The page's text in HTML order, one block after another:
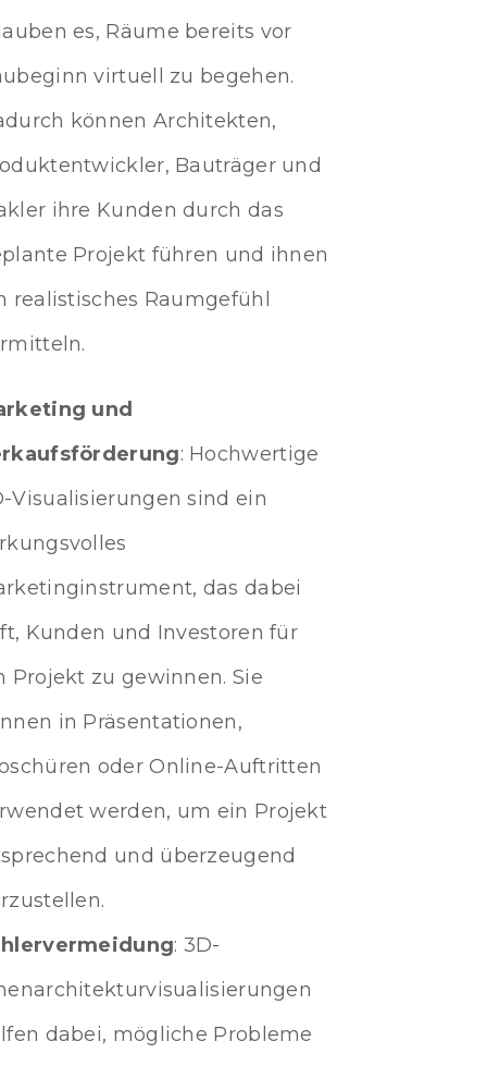
es, Räume bereits vor
virtuell zu begehen.
können Architekten,
Bauträger und
ihre Kunden durch das
Projekt führen und ihnen
realistisches Raumgefühl
und
: Hochwertige
Visualisierungen sind ein
das dabei
Kunden und Investoren für
Projekt zu gewinnen. Sie
in Präsentationen,
oder Online-Auftritten
werden, um ein Projekt
und überzeugend
: 3D-
dabei, mögliche Probleme